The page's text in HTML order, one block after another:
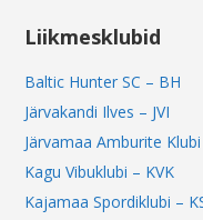
Liikmesklubid
Baltic Hunter SC – BH
Järvakandi Ilves – JVI
Järvamaa Amburite Klubi
Kagu Vibuklubi – KVK
Kajamaa Spordiklubi –